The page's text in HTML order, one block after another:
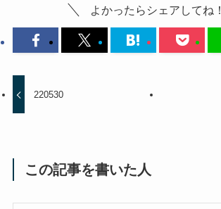
よかったらシェアしてね！
220530
この記事を書いた人